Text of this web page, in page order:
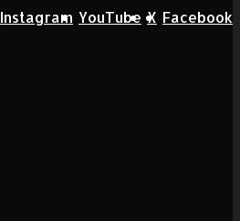
Facebook
X
YouTube
Instagram